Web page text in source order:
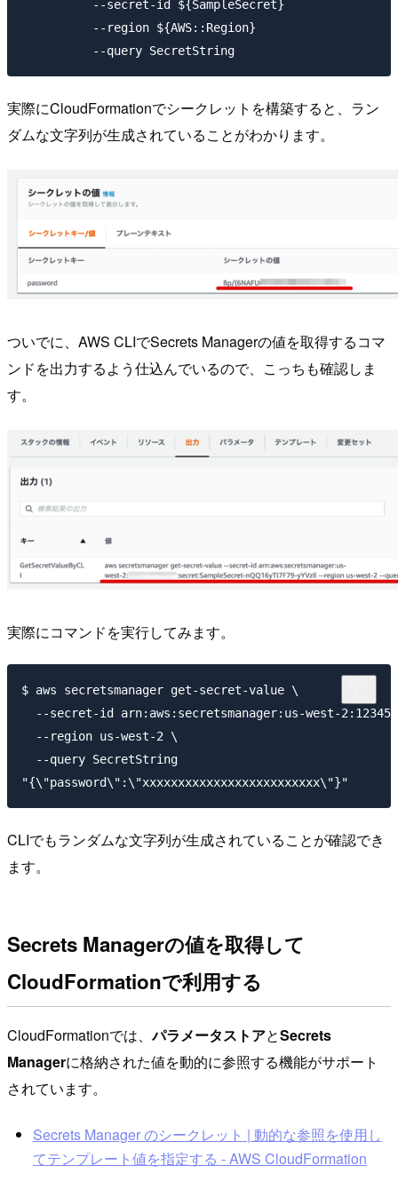
          --secret-id ${SampleSecret}
          --region ${AWS::Region}
実際にCloudFormationでシークレットを構築すると、ラン
ダムな文字列が生成されていることがわかります。
ついでに、AWS CLIでSecrets Managerの値を取得するコマ
ンドを出力するよう仕込んでいるので、こっちも確認しま
す。
実際にコマンドを実行してみます。
$ aws secretsmanager get-secret-value \
--secret-id arn:aws:secretsmanager:us-west-
  --region us-west-2 \
  --query SecretString
CLIでもランダムな文字列が生成されていることが確認でき
ます。
Secrets Managerの値を取得して
CloudFormationで利用する
CloudFormationでは、パラメータストアとSecrets
Managerに格納された値を動的に参照する機能がサポート
されています。
Secrets Manager のシークレット | 動的な参照を使用し
てテンプレート値を指定する - AWS CloudFormation